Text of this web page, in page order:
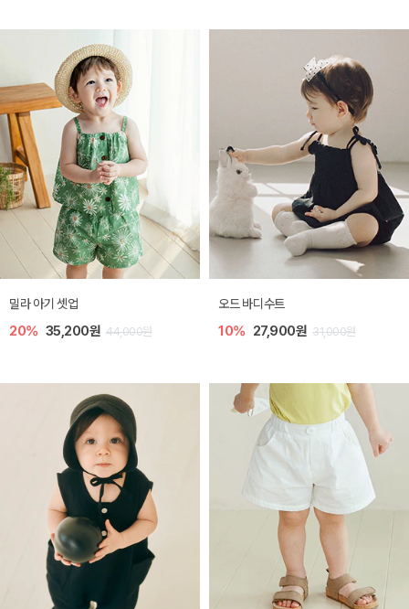
밀라 아기 셋업
20% 35,200원 44,000원
오드 바디수트
10% 27,900원 31,000원